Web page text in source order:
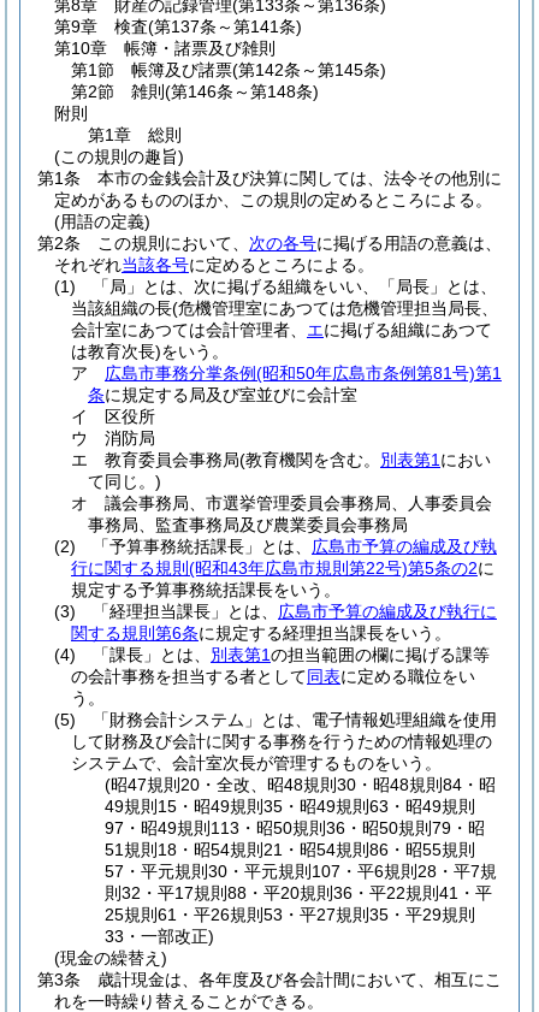
第8章
財産の記録管理(第133条～第136条)
第9章
検査(第137条～第141条)
第10章
帳簿・諸票及び雑則
第1節
帳簿及び諸票(第142条～第145条)
第2節
雑則 (第146条～第148条)
附則
第1章
総則
(この規則の趣旨)
第1条
本市の金銭会計及び決算に関しては、法令その他別に
定めがあるもののほか、この規則の定めるところによる。
(用語の定義)
第2条
この規則において、 次の各号に掲げる用語の意義は、
それぞれ当該各号に定めるところによる。
(1)
「局」とは、次に掲げる組織をいい、「局長」とは、
当該組織の長(危機管理室にあつては危機管理担当局長、
会計室にあつては会計管理者、 エに掲げる組織にあつて
は教育次長)をいう。
ア
広島市事務分掌条例(昭和50年広島市条例第81号)第1
条に規定する局及び室並びに会計室
イ
区役所
ウ
消防局
エ
教育委員会事務局(教育機関を含む。 別表第1 におい
て同じ。)
オ
議会事務局、市選挙管理委員会事務局、人事委員会
事務局、監査事務局及び農業委員会事務局
(2)
「予算事務統括課長」とは、 広島市予算の編成及び執
行に関する規則 (昭和43年広島市規則第22号)第5条の2に
規定する予算事務統括課長をいう。
(3)
「経理担当課長」とは、 広島市予算の編成及び執行に
関する規則第6条に規定する経理担当課長をいう。
(4)
「課長」とは、 別表第1の担当範囲の欄に掲げる課等
の会計事務を担当する者として同表に定める職位をい
う。
(5)
「財務会計システム」とは、電子情報処理組織を使用
して財務及び会計に関する事務を行うための情報処理の
システムで、会計室次長が管理するものをいう。
(昭47規則20・全改、昭48規則30・昭48規則84・昭
49規則15・昭49規則35・昭49規則63・昭49規則
97・昭49規則113・昭50規則36・昭50規則79・昭
51規則18・昭54規則21・昭54規則86・昭55規則
57・平元規則30・平元規則107・平6規則28・平7規
則32・平17規則88・平20規則36・平22規則41・平
25規則61・平26規則53・平27規則35・平29規則
33・一部改正)
(現金の繰替え)
第3条
歳計現金は、各年度及び各会計間において、相互にこ
れを一時繰り替えることができる。